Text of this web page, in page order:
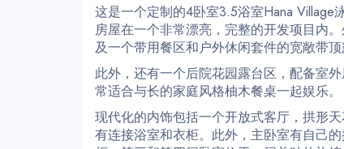
这是一个定制的4卧室3.5浴室Hana
房屋在一个非常漂亮，完整的开发项目内
及一个带用餐区和户外休闲套件的宽敞带顶
此外，还有一个后院花园露台区，配备室
常适合与长的家庭风格柚木餐桌一起娱乐。
现代化的内饰包括一个开放式客厅，拱形
有连接浴室和衣柜。此外，主卧室有自己